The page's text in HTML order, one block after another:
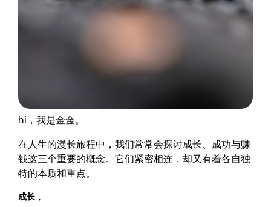
hi，我是金金。
在人生的漫长旅程中，我们常常会探讨成长、成功与赚
钱这三个重要的概念。它们紧密相连，却又有着各自独
特的本质和重点。
成长，